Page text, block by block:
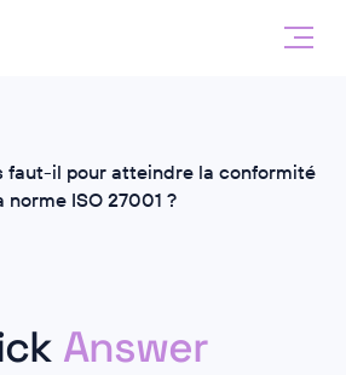
faut-il pour atteindre la conformité
norme ISO 27001 ?
Answer